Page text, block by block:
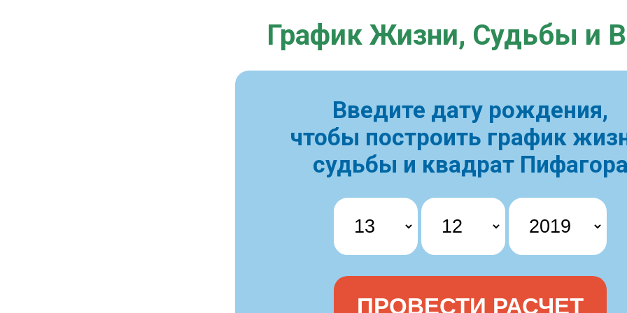
График Жизни, Судьбы и
Введите дату рождения,
чтобы построить график
судьбы и квадрат Пифагора
ПРОВЕСТИ РАСЧЕТ